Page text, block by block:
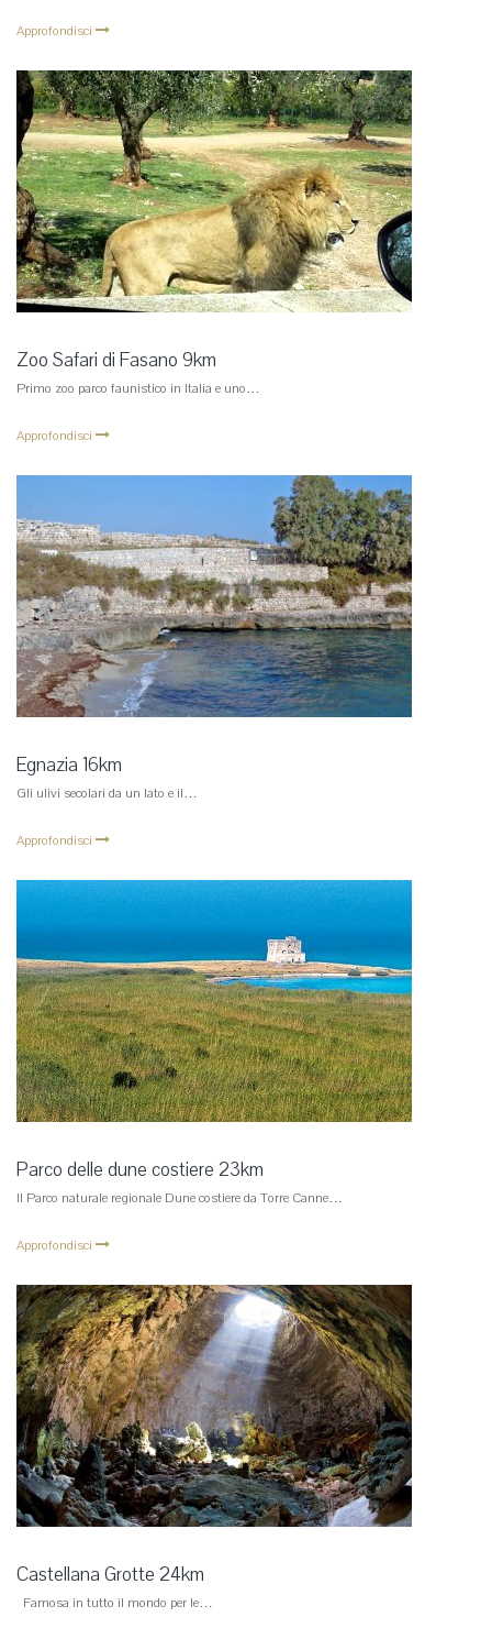
Approfondisci
Zoo Safari di Fasano 9km
Primo zoo parco faunistico in Italia e uno…
Approfondisci
Egnazia 16km
Gli ulivi secolari da un lato e il…
Approfondisci
Parco delle dune costiere 23km
Il Parco naturale regionale Dune costiere da Torre Canne…
Approfondisci
Castellana Grotte 24km
Famosa in tutto il mondo per le…